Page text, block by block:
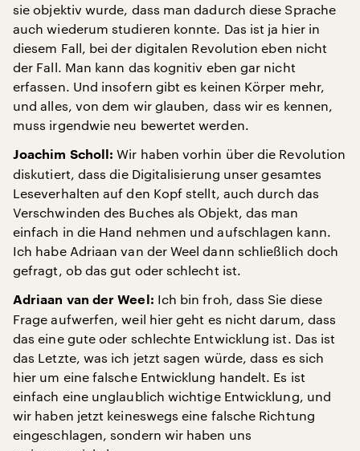
sie objektiv wurde, dass man dadurch diese Sprache
auch wiederum studieren konnte. Das ist ja hier in
diesem Fall, bei der digitalen Revolution eben nicht
der Fall. Man kann das kognitiv eben gar nicht
erfassen. Und insofern gibt es keinen Körper mehr,
und alles, von dem wir glauben, dass wir es kennen,
muss irgendwie neu bewertet werden.
Joachim Scholl: Wir haben vorhin über die Revolution
diskutiert, dass die Digitalisierung unser gesamtes
Leseverhalten auf den Kopf stellt, auch durch das
Verschwinden des Buches als Objekt, das man
einfach in die Hand nehmen und aufschlagen kann.
Ich habe Adriaan van der Weel dann schließlich doch
gefragt, ob das gut oder schlecht ist.
Adriaan van der Weel: Ich bin froh, dass Sie diese
Frage aufwerfen, weil hier geht es nicht darum, dass
das eine gute oder schlechte Entwicklung ist. Das ist
das Letzte, was ich jetzt sagen würde, dass es sich
hier um eine falsche Entwicklung handelt. Es ist
einfach eine unglaublich wichtige Entwicklung, und
wir haben jetzt keineswegs eine falsche Richtung
eingeschlagen, sondern wir haben uns